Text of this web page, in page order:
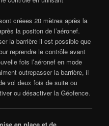
créees 20 mètres après la
la positon de l’aéronef.
la barrière il est possible que
reprendre le contrôle avant
fois l’aéronef en mode
outrepasser la barrière, il
vol deux fois de suite ou
ou désactiver la Géofence.